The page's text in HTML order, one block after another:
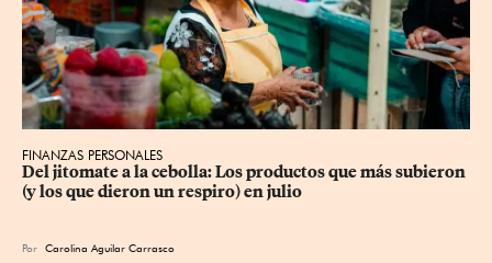
FINANZAS PERSONALES
Del jitomate a la cebolla: Los productos que más subieron
(y los que dieron un respiro) en julio
Por Carolina Aguilar Carrasco